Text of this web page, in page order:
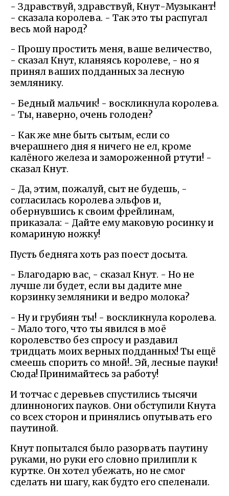
- Здравствуй, здравствуй, Кнут-Музыкант!
- сказала королева. - Так это ты распугал
весь мой народ?
- Прошу простить меня, ваше величество,
- сказал Кнут, кланяясь королеве, - но я
принял ваших подданных за лесную
землянику.
- Бедный мальчик! - воскликнула королева.
- Ты, наверно, очень голоден?
- Как же мне быть сытым, если со
вчерашнего дня я ничего не ел, кроме
калёного железа и замороженной ртути! -
сказал Кнут.
- Да, этим, пожалуй, сыт не будешь, -
согласилась королева эльфов и,
обернувшись к своим фрейлинам,
приказала: - Дайте ему маковую росинку и
комариную ножку!
Пусть бедняга хоть раз поест досыта.
- Благодарю вас, - сказал Кнут. - Но не
лучше ли будет, если вы дадите мне
корзинку земляники и ведро молока?
- Ну и грубиян ты! - воскликнула королева.
- Мало того, что ты явился в моё
королевство без спросу и раздавил
тридцать моих верных подданных! Ты ещё
смеешь спорить со мной!.. Эй, лесные пауки!
Сюда! Принимайтесь за работу!
И тотчас с деревьев спустились тысячи
длинноногих пауков. Они обступили Кнута
со всех сторон и принялись опутывать его
паутиной.
Кнут попытался было разорвать паутину
руками, но руки его словно прилипли к
куртке. Он хотел убежать, но не смог
сделать ни шагу, как будто его спеленали.